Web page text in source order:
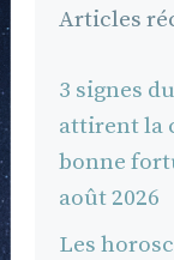
Articles
3 signes
attirent la
bonne
août 2026
Les